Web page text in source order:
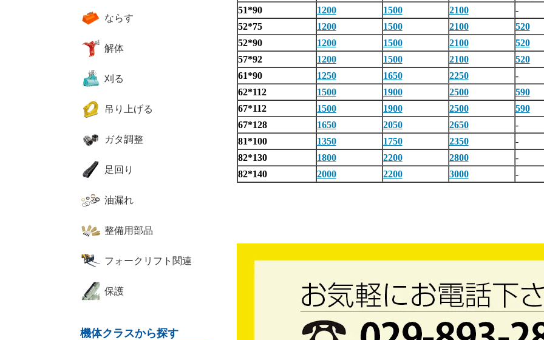
ならす
解体
刈る
吊り上げる
ガタ調整
足回り
油漏れ
整備用部品
フォークリフト関連
保護
機体クラスから探す
51*90
1200 1500 2100 -
52*75
1200 1500 2100 520
52*90
1200 1500 2100 520
57*92
1200 1500 2100 520
61*90
1250 1650 2250 -
62*112
1500 1900 2500 590
67*112
1500 1900 2500 590
67*128
1650 2050 2650 -
81*100
1350 1750 2350 -
82*130
1800 2200 2800 -
82*140
2000 2200 3000 -